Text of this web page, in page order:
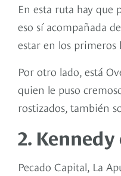
En esta ruta hay que
eso sí acompañada
estar en los primeros
Por otro lado, está
quien le puso
rostizados, también
2. Kennedy
Pecado Capital, La